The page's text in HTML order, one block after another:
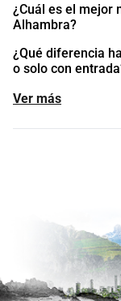
¿Cuál es el mejor
Alhambra?
¿Qué diferencia
o solo con
Ver más